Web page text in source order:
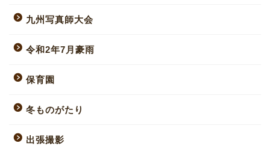
九州写真師大会
令和2年7月豪雨
保育園
冬ものがたり
出張撮影